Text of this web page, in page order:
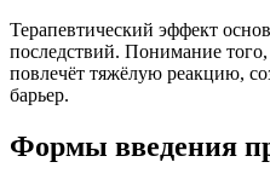
Терапевтический эффект
последствий. Понимание того,
повлечёт тяжёлую реакцию,
барьер.
Формы введения